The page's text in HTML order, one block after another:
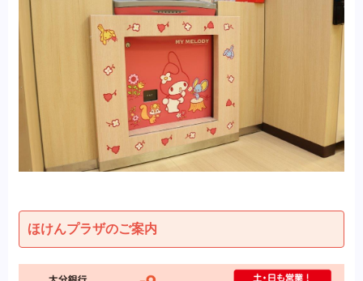
ほけんプラザのご案内